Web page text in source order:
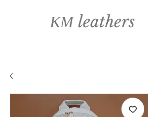
ΚΜ leathers